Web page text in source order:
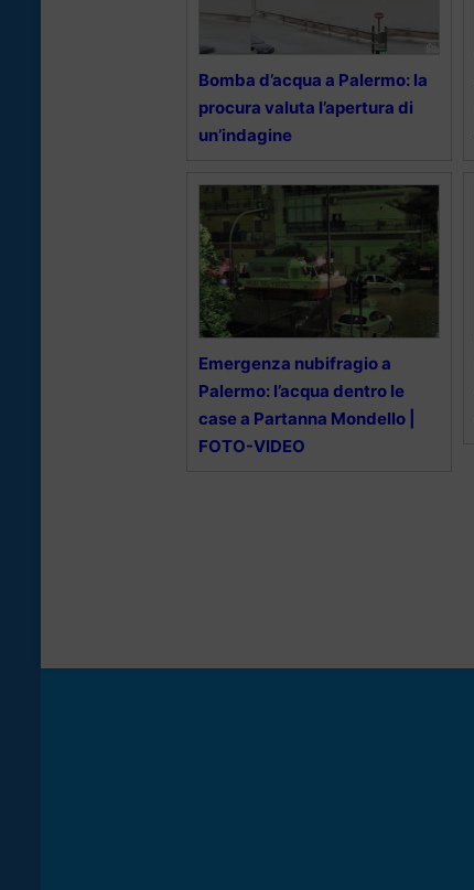
Bomba d’acqua a Palermo: la
procura valuta l’apertura di
un’indagine
Emergenza nubifragio a
Palermo: l’acqua dentro le
case a Partanna Mondello |
FOTO-VIDEO